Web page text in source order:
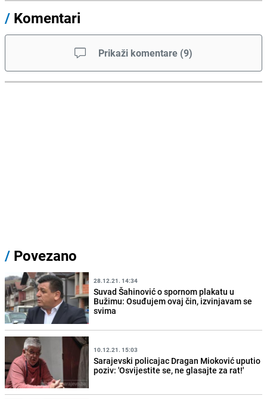
/ Komentari
Prikaži komentare (9)
/ Povezano
28.12.21. 14:34
Suvad Šahinović o spornom plakatu u
Bužimu: Osuđujem ovaj čin, izvinjavam se
svima
10.12.21. 15:03
Sarajevski policajac Dragan Mioković uputio
poziv: 'Osvijestite se, ne glasajte za rat!'